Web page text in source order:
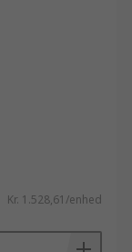
Kr. 1.528,61/enhed